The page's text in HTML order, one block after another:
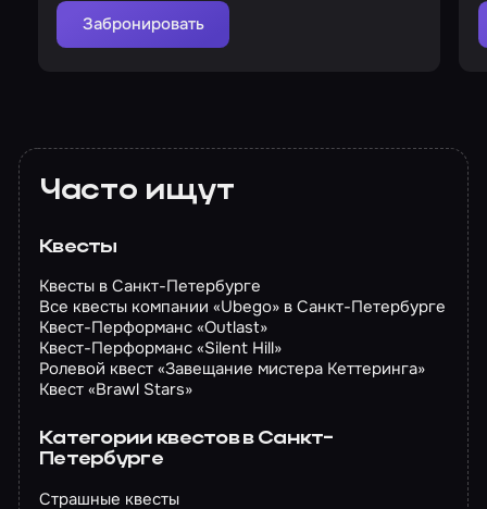
Забронировать
Часто ищут
Квесты
Квесты в Санкт-Петербурге
Все квесты компании «Ubego» в Санкт-Петербурге
Квест-Перформанс «Outlast»
Квест-Перформанс «Silent Hill»
Ролевой квест «Завещание мистера Кеттеринга»
Квест «Brawl Stars»
Категории квестов в Санкт-
Петербурге
Страшные квесты